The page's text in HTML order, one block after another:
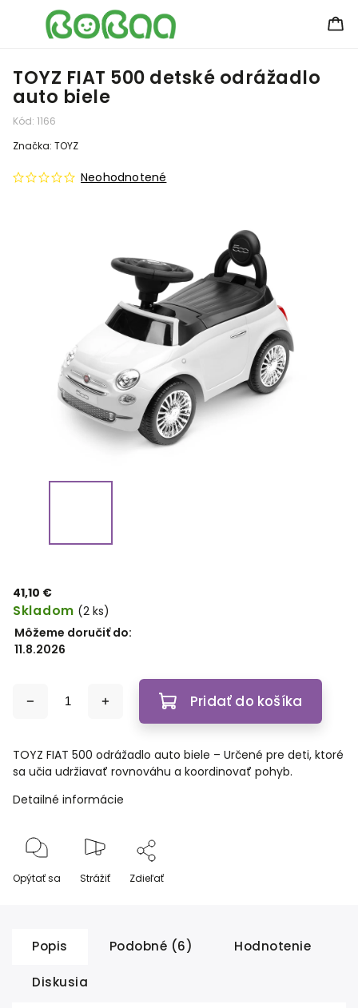
TOYZ FIAT 500 detské odrážadlo
auto biele
Kód: 1166
Neohodnotené
Značka: TOYZ
41,10 €
Skladom (2 ks)
Môžeme doručiť do:
11.8.2026
Pridať do košíka
TOYZ FIAT 500 odrážadlo auto biele – Určené pre deti, ktoré
sa učia udržiavať rovnováhu a koordinovať pohyb.
Detailné informácie
Opýtať sa Strážiť Zdieľať
Popis Podobné (6) Hodnotenie
Diskusia